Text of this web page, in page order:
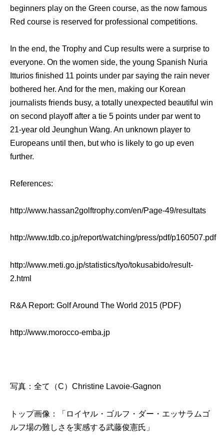
beginners play on the Green course, as the now famous
Red course is reserved for professional competitions.
In the end, the Trophy and Cup results were a surprise to
everyone. On the women side, the young Spanish Nuria
Itturios finished 11 points under par saying the rain never
bothered her. And for the men, making our Korean
journalists friends busy, a totally unexpected beautiful win
on second playoff after a tie 5 points under par went to
21-year old Jeunghun Wang. An unknown player to
Europeans until then, but who is likely to go up even
further.
References:
http://www.hassan2golftrophy.com/en/Page-49/resultats
http://www.tdb.co.jp/report/watching/press/pdf/p160507.pdf
http://www.meti.go.jp/statistics/tyo/tokusabido/result-
2.html
R&A Report: Golf Around The World 2015 (PDF)
http://www.morocco-emba.jp
写真：全て（C）Christine Lavoie-Gagnon
トップ画像：「ロイヤル・ゴルフ・ダー・エッサラムゴ
ルフ場の難しさを実感する武藤俊憲氏」